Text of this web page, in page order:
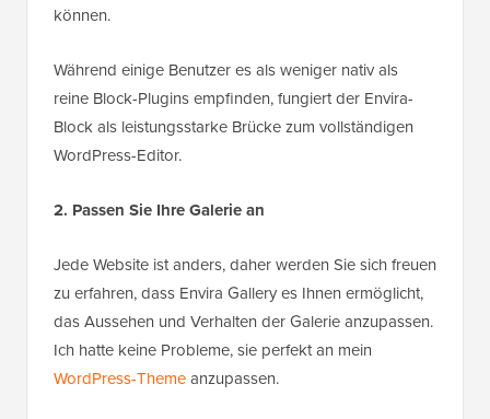
können.
Während einige Benutzer es als weniger nativ als
reine Block-Plugins empfinden, fungiert der Envira-
Block als leistungsstarke Brücke zum vollständigen
WordPress-Editor.
2. Passen Sie Ihre Galerie an
Jede Website ist anders, daher werden Sie sich freuen
zu erfahren, dass Envira Gallery es Ihnen ermöglicht,
das Aussehen und Verhalten der Galerie anzupassen.
Ich hatte keine Probleme, sie perfekt an mein
WordPress-Themeanzupassen.